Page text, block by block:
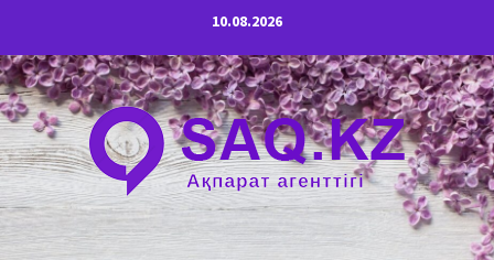
содержимому
10.08.2026